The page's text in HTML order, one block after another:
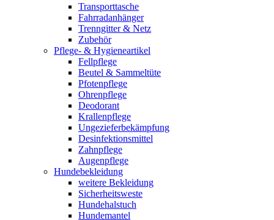
Transporttasche
Fahrradanhänger
Trenngitter & Netz
Zubehör
Pflege- & Hygieneartikel
Fellpflege
Beutel & Sammeltüte
Pfotenpflege
Ohrenpflege
Deodorant
Krallenpflege
Ungezieferbekämpfung
Desinfektionsmittel
Zahnpflege
Augenpflege
Hundebekleidung
weitere Bekleidung
Sicherheitsweste
Hundehalstuch
Hundemantel